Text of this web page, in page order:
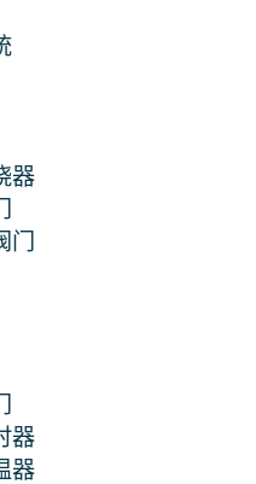
器
门
器
器